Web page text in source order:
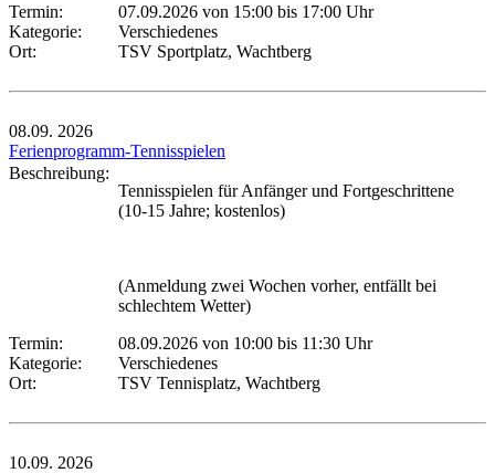
Termin:
07.09.2026 von 15:00 bis 17:00 Uhr
Kategorie:
Verschiedenes
Ort:
TSV Sportplatz, Wachtberg
08.09. 2026
Ferienprogramm-Tennisspielen
Beschreibung:
Tennisspielen für Anfänger und Fortgeschrittene
(10-15 Jahre; kostenlos)
(Anmeldung zwei Wochen vorher, entfällt bei
schlechtem Wetter)
Termin:
08.09.2026 von 10:00 bis 11:30 Uhr
Kategorie:
Verschiedenes
Ort:
TSV Tennisplatz, Wachtberg
10.09. 2026